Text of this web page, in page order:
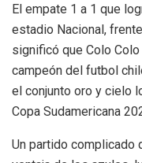
El empate 1 a 1 que
estadio Nacional,
significó que Colo
campeón del futbol
el conjunto oro y cielo
Copa Sudamericana
Un partido complicado